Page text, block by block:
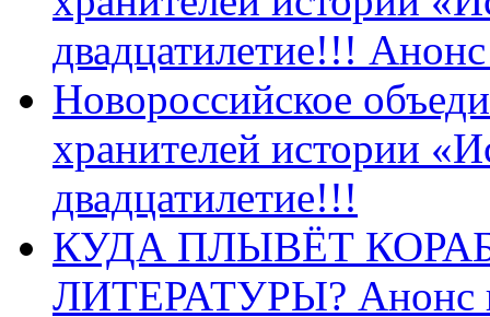
двадцатилетие!!!
Новороссийское
хранителей истории
двадцатилетие!!!
КУДА ПЛЫВЁТ
ЛИТЕРАТУРЫ? Анонс